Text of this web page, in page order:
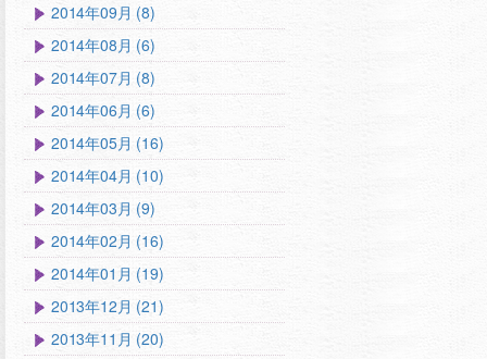
2014年09月 (8)
2014年08月 (6)
2014年07月 (8)
2014年06月 (6)
2014年05月 (16)
2014年04月 (10)
2014年03月 (9)
2014年02月 (16)
2014年01月 (19)
2013年12月 (21)
2013年11月 (20)